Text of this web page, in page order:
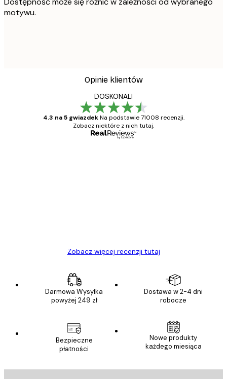
motywu.
Opinie klientów
DOSKONALI
4.3 na 5 gwiazdek Na podstawie 71008 recenzji.
Zobacz niektóre z nich tutaj.
Zobacz więcej recenzji tutaj
Darmowa Wysyłka
powyżej 249 zł
Dostawa w 2-4 dni
robocze
Bezpieczne
płatności
Nowe produkty
każdego miesiąca